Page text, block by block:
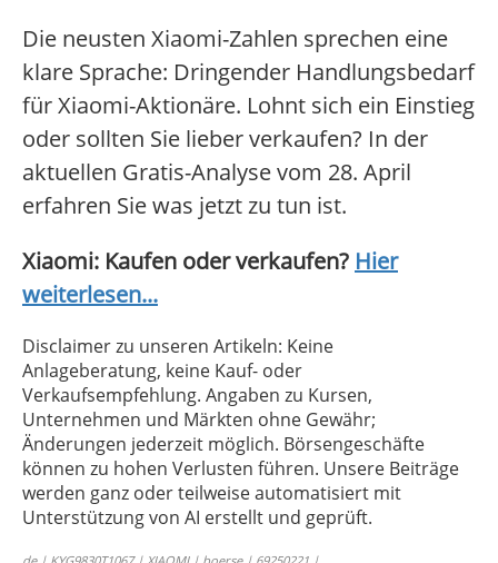
Die neusten Xiaomi-Zahlen sprechen eine
klare Sprache: Dringender Handlungsbedarf
für Xiaomi-Aktionäre. Lohnt sich ein Einstieg
oder sollten Sie lieber verkaufen? In der
aktuellen Gratis-Analyse vom 28. April
erfahren Sie was jetzt zu tun ist.
Xiaomi: Kaufen oder verkaufen? Hier
weiterlesen...
Disclaimer zu unseren Artikeln: Keine
Anlageberatung, keine Kauf- oder
Verkaufsempfehlung. Angaben zu Kursen,
Unternehmen und Märkten ohne Gewähr;
Änderungen jederzeit möglich. Börsengeschäfte
können zu hohen Verlusten führen. Unsere Beiträge
werden ganz oder teilweise automatisiert mit
Unterstützung von AI erstellt und geprüft.